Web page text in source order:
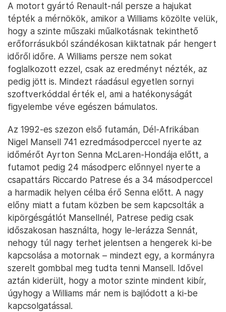
A motort gyártó Renault-nál persze a hajukat
tépték a mérnökök, amikor a Williams közölte velük,
hogy a szinte műszaki műalkotásnak tekinthető
erőforrásukból szándékosan kiiktatnak pár hengert
időről időre. A Williams persze nem sokat
foglalkozott ezzel, csak az eredményt nézték, az
pedig jött is. Mindezt ráadásul egyetlen sornyi
szoftverkóddal érték el, ami a hatékonyságát
figyelembe véve egészen bámulatos.
Az 1992-es szezon első futamán, Dél-Afrikában
Nigel Mansell 741 ezredmásodperccel nyerte az
időmérőt Ayrton Senna McLaren-Hondája előtt, a
futamot pedig 24 másodperc előnnyel nyerte a
csapattárs Riccardo Patrese és a 34 másodperccel
a harmadik helyen célba érő Senna előtt. A nagy
előny miatt a futam közben be sem kapcsolták a
kipörgésgátlót Mansellnél, Patrese pedig csak
időszakosan használta, hogy le-lerázza Sennát,
nehogy túl nagy terhet jelentsen a hengerek ki-be
kapcsolása a motornak – mindezt egy, a kormányra
szerelt gombbal meg tudta tenni Mansell. Idővel
aztán kiderült, hogy a motor szinte mindent kibír,
úgyhogy a Williams már nem is bajlódott a ki-be
kapcsolgatással.